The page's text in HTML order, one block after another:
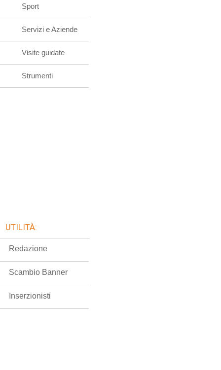
Sport
Servizi e Aziende
Visite guidate
Strumenti
UTILITÀ:
Redazione
Scambio Banner
Inserzionisti